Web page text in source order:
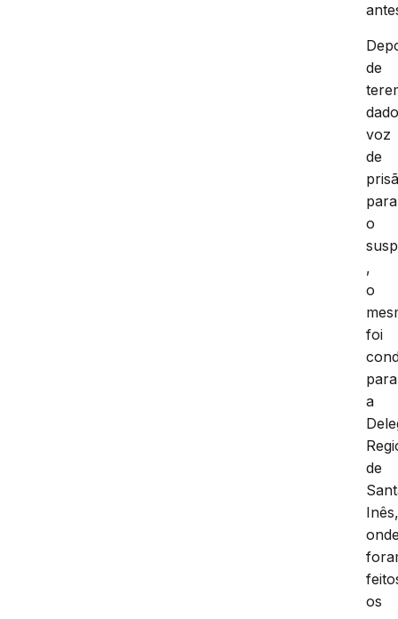
de
voz
de
para
o
,
o
foi
para
a
de
os